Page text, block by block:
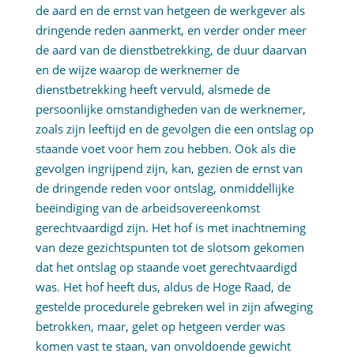
de aard en de ernst van hetgeen de werkgever als
dringende reden aanmerkt, en verder onder meer
de aard van de dienstbetrekking, de duur daarvan
en de wijze waarop de werknemer de
dienstbetrekking heeft vervuld, alsmede de
persoonlijke omstandigheden van de werknemer,
zoals zijn leeftijd en de gevolgen die een ontslag op
staande voet voor hem zou hebben. Ook als die
gevolgen ingrijpend zijn, kan, gezien de ernst van
de dringende reden voor ontslag, onmiddellijke
beëindiging van de arbeidsovereenkomst
gerechtvaardigd zijn. Het hof is met inachtneming
van deze gezichtspunten tot de slotsom gekomen
dat het ontslag op staande voet gerechtvaardigd
was. Het hof heeft dus, aldus de Hoge Raad, de
gestelde procedurele gebreken wel in zijn afweging
betrokken, maar, gelet op hetgeen verder was
komen vast te staan, van onvoldoende gewicht